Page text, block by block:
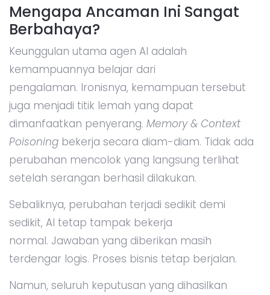
Mengapa Ancaman Ini Sangat
Berbahaya?
Keunggulan utama agen AI adalah
kemampuannya belajar dari
pengalaman. Ironisnya, kemampuan tersebut
juga menjadi titik lemah yang dapat
dimanfaatkan penyerang. Memory & Context
Poisoning bekerja secara diam-diam. Tidak ada
perubahan mencolok yang langsung terlihat
setelah serangan berhasil dilakukan.
Sebaliknya, perubahan terjadi sedikit demi
sedikit, AI tetap tampak bekerja
normal. Jawaban yang diberikan masih
terdengar logis. Proses bisnis tetap berjalan.
Namun, seluruh keputusan yang dihasilkan